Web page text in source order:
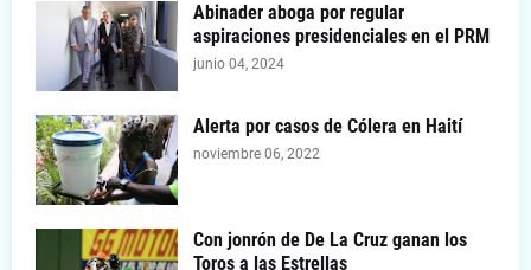
Abinader aboga por regular
aspiraciones presidenciales en el PRM
junio 04, 2024
Alerta por casos de Cólera en Haití
noviembre 06, 2022
Con jonrón de De La Cruz ganan los
Toros a las Estrellas